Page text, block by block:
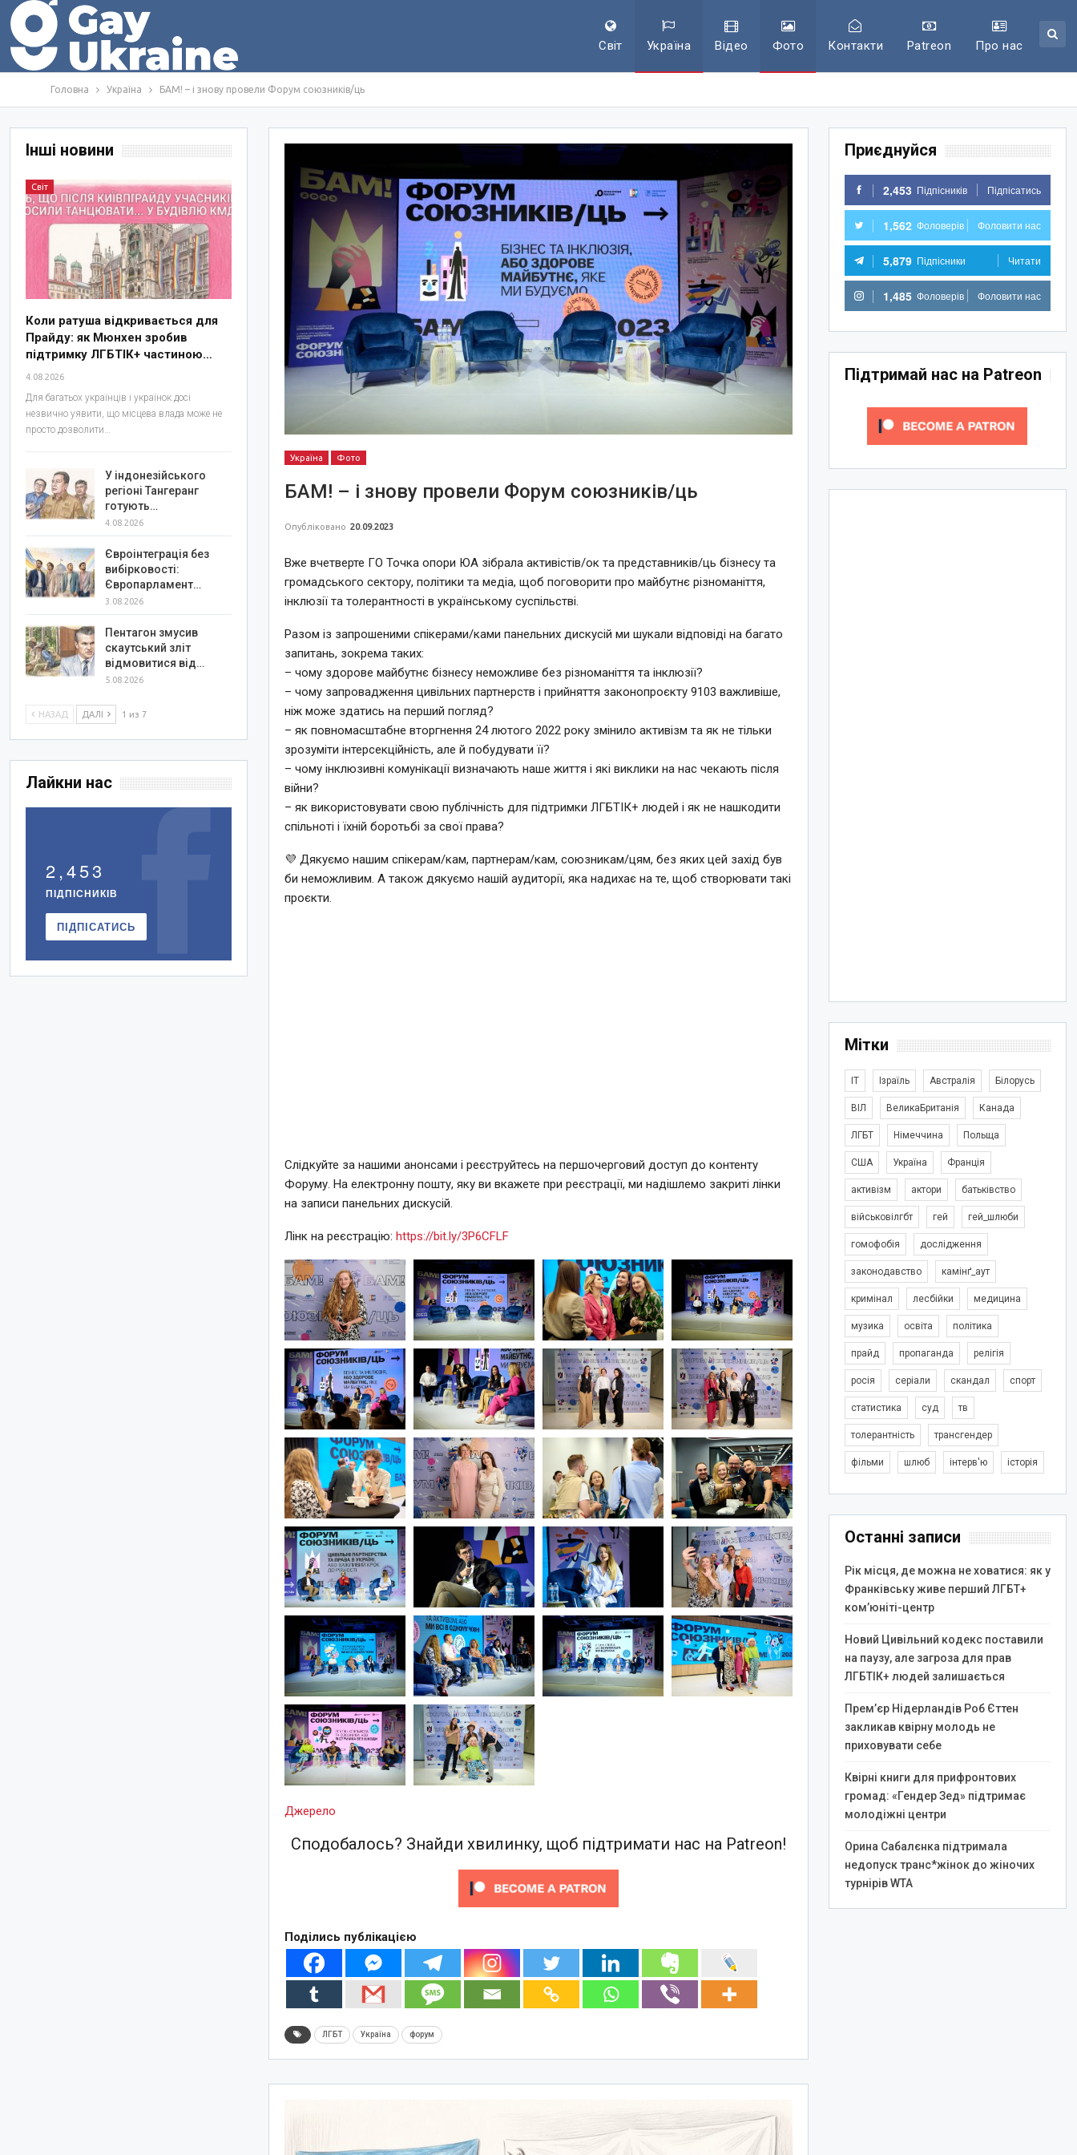
Світ Україна Відео Фото Контакти Patreon Про нас
Головна Україна БАМ! – і знову провели Форум союзників/ць
Україна Фото
БАМ! – і знову провели Форум союзників/ць
Опубліковано 20.09.2023
Вже вчетверте ГО Точка опори ЮА зібрала активістів/ок та представників/ць бізнесу та
громадського сектору, політики та медіа, щоб поговорити про майбутнє різноманіття,
інклюзії та толерантності в українському суспільстві.
Разом із запрошеними спікерами/ками панельних дискусій ми шукали відповіді на багато
запитань, зокрема таких:
– чому здорове майбутнє бізнесу неможливе без різноманіття та інклюзії?
– чому запровадження цивільних партнерств і прийняття законопроєкту 9103 важливіше,
ніж може здатись на перший погляд?
– як повномасштабне вторгнення 24 лютого 2022 року змінило активізм та як не тільки
зрозуміти інтерсекційність, але й побудувати її?
– чому інклюзивні комунікації визначають наше життя і які виклики на нас чекають після
війни?
– як використовувати свою публічність для підтримки ЛГБТІК+ людей і як не нашкодити
спільноті і їхній боротьбі за свої права?
💜 Дякуємо нашим спікерам/кам, партнерам/кам, союзникам/цям, без яких цей захід був
би неможливим. А також дякуємо нашій аудиторії, яка надихає на те, щоб створювати такі
проєкти.
Слідкуйте за нашими анонсами і реєструйтесь на першочерговий доступ до контенту
Форуму. На електронну пошту, яку ви вкажете при реєстрації, ми надішлемо закриті лінки
на записи панельних дискусій.
Лінк на реєстрацію: https://bit.ly/3P6CFLF
Джерело
Сподобалось? Знайди хвилинку, щоб підтримати нас на Patreon!
Поділись публікацією
ЛГБТ Україна форум
Приєднуйся
2,453 Підпісників Підпісатись
1,562 Фоловерів Фоловити нас
5,879 Підпісники Читати
1,485 Фоловерів Фоловити нас
Підтримай нас на Patreon
Мітки
IT Ізраїль Австралія Білорусь
ВІЛ ВеликаБританія Канада
ЛГБТ Німеччина Польща
США Україна Франція
активізм актори батьківство
військовілгбт гей гей_шлюби
гомофобія дослідження
законодавство камінґ_аут
кримінал лесбійки медицина
музика освіта політика
прайд пропаганда релігія
росія серіали скандал спорт
статистика суд тв
толерантність трансгендер
фільми шлюб інтерв'ю історія
Останні записи
Рік місця, де можна не ховатися: як у
Франківську живе перший ЛГБТ+
ком’юніті-центр
Новий Цивільний кодекс поставили
на паузу, але загроза для прав
ЛГБТІК+ людей залишається
Прем’єр Нідерландів Роб Єттен
закликав квірну молодь не
приховувати себе
Квірні книги для прифронтових
громад: «Гендер Зед» підтримає
молодіжні центри
Орина Сабалєнка підтримала
недопуск транс*жінок до жіночих
турнірів WTA
Інші новини
Світ
Коли ратуша відкривається для
Прайду: як Мюнхен зробив
підтримку ЛГБТІК+ частиною…
4.08.2026
Для багатьох українців і українок досі
незвично уявити, що місцева влада може не
просто дозволити…
У індонезійського
регіоні Тангеранг
готують…
4.08.2026
Євроінтеграція без
вибірковості:
Європарламент…
3.08.2026
Пентагон змусив
скаутський зліт
відмовитися від…
5.08.2026
НАЗАД ДАЛІ 1 из 7
Лайкни нас
2,453
ПІДПІСНИКІВ
ПІДПІСАТИСЬ